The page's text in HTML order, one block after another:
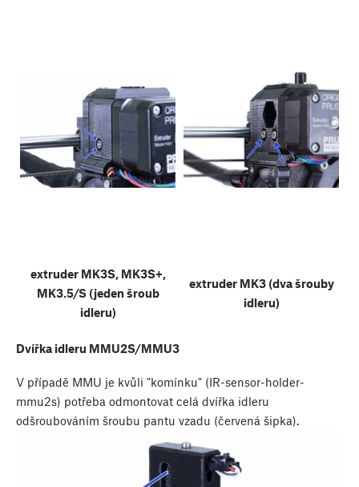
extruder MK3S, MK3S+,
MK3.5/S (jeden šroub
idleru)
extruder MK3 (dva šrouby
idleru)
Dvířka idleru MMU2S/MMU3
V případě MMU je kvůli "komínku" (IR-sensor-holder-
mmu2s) potřeba odmontovat celá dvířka idleru
odšroubováním šroubu pantu vzadu (červená šipka).